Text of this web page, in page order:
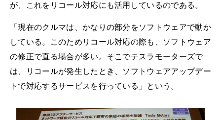
が、これをリコール対応にも活用しているのである。
「現在のクルマは、かなりの部分をソフトウェアで動か
している。このためリコール対応の際も、ソフトウェア
の修正で直る場合が多い。そこでテスラモーターズで
は、リコールが発生したとき、ソフトウェアアップデー
トで対応するサービスを行っている」という。